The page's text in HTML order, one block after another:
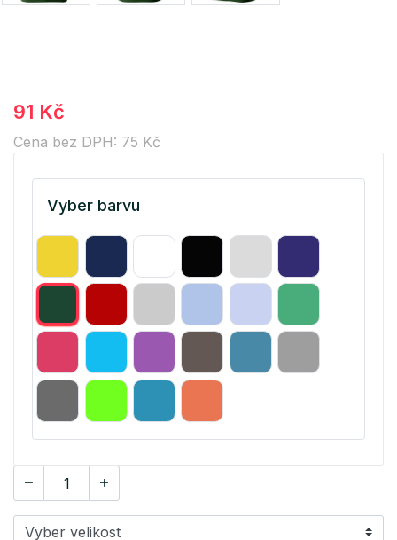
91 Kč
Cena bez DPH: 75 Kč
Vyber barvu